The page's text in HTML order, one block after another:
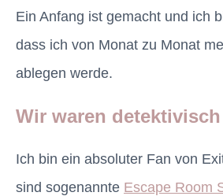
Ein Anfang ist gemacht und ich
dass ich von Monat zu Monat
ablegen werde.
Wir waren
Ich bin ein absoluter Fan von
sind sogenannte Escape Room